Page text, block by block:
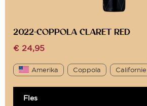
2022-COPPOLA CLARET RED
€ 24,95
Amerika Coppola Californie
Fles